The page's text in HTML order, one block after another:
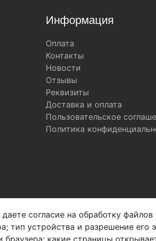
Информация
Оплата
Контакты
Новости
Отзывы
Реквизиты
Доставка и оплата
Пользовательское
Политика
Мы в соц. сетях
согласие на обработку
тип устройства и разрешение его
какие страницы